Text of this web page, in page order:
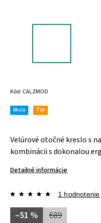
Kód: CALZMOD
Akcia Tip
Velúrové otočné kreslo s
kombinácii s dokonalou
Detailné informácie
1 hodnotenie
€89
–51 %